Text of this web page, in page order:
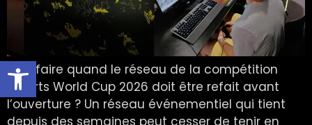
Ouvrir la barre d’outils
Que faire quand le réseau de la compétition
Esports World Cup 2026 doit être refait avant
l’ouverture ? Un réseau événementiel qui tient